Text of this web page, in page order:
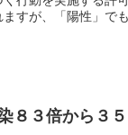
すが、「陽性」で
８３倍から３